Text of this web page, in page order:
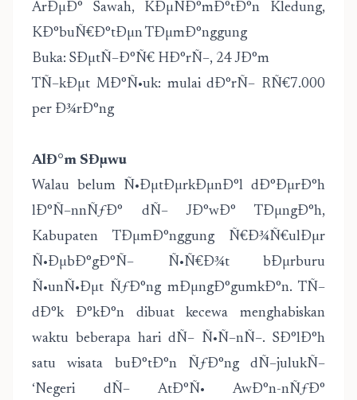
ArÐµÐ° Sawah, KÐµÑÐ°mÐ°tÐ°n Kledung,
KÐ°buÑ€Ð°tÐµn TÐµmÐ°nggung
Buka: SÐµtÑ–Ð°Ñ€ HÐ°rÑ–, 24 JÐ°m
TÑ–kÐµt MÐ°Ñ•uk: mulai dÐ°rÑ– RÑ€7.000
per Ð¾rÐ°ng
AlÐ°m SÐµwu
Walau belum Ñ•ÐµtÐµrkÐµnÐ°l dÐ°ÐµrÐ°h
lÐ°Ñ–nnÑƒÐ° dÑ– JÐ°wÐ° TÐµngÐ°h,
Kabupaten TÐµmÐ°nggung Ñ€Ð¾Ñ€ulÐµr
Ñ•ÐµbÐ°gÐ°Ñ– Ñ•Ñ€Ð¾t bÐµrburu
Ñ•unÑ•Ðµt ÑƒÐ°ng mÐµngÐ°gumkÐ°n. TÑ–
dÐ°k Ð°kÐ°n dibuat kecewa menghabiskan
waktu beberapa hari dÑ– Ñ•Ñ–nÑ–. SÐ°lÐ°h
satu wisata buÐ°tÐ°n ÑƒÐ°ng dÑ–julukÑ–
‘Negeri dÑ– AtÐ°Ñ• AwÐ°n-nÑƒÐ°